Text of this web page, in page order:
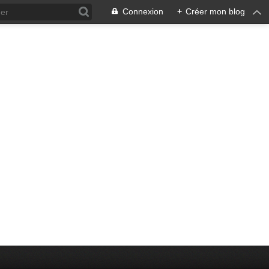
Connexion + Créer mon blog